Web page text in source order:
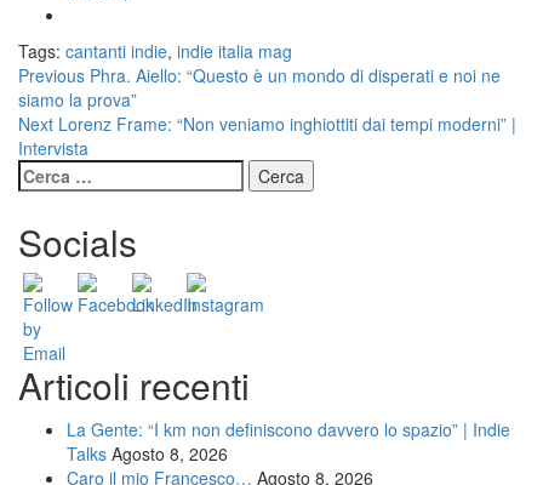
Tags: cantanti indie, indie italia mag
Continue
Reading
Previous Phra. Aiello: “Questo è un mondo di disperati e noi ne
siamo la prova”
Next Lorenz Frame: “Non veniamo inghiottiti dai tempi moderni” |
Intervista
Ricerca
per:
Socials
Articoli recenti
La Gente: “I km non definiscono davvero lo spazio” | Indie
Talks Agosto 8, 2026
Caro il mio Francesco… Agosto 8, 2026